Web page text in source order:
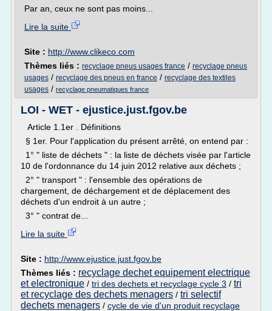
Par an, ceux ne sont pas moins...
Lire la suite
Site : http://www.clikeco.com
Thèmes liés : recyclage pneus usages france / recyclage pneus
usages / recyclage des pneus en france / recyclage des textiles
usages / recyclage pneumatiques france
LOI - WET - ejustice.just.fgov.be
Article 1.1er . Définitions
§ 1er. Pour l'application du présent arrêté, on entend par :
1° " liste de déchets " : la liste de déchets visée par l'article
10 de l'ordonnance du 14 juin 2012 relative aux déchets ;
2° " transport " : l'ensemble des opérations de
chargement, de déchargement et de déplacement des
déchets d'un endroit à un autre ;
3° " contrat de...
Lire la suite
Site : http://www.ejustice.just.fgov.be
Thèmes liés : recyclage dechet equipement electrique
et electronique / tri des dechets et recyclage cycle 3 / tri
et recyclage des dechets menagers / tri selectif
dechets menagers / cycle de vie d'un produit recyclage